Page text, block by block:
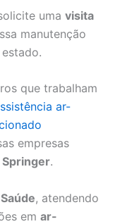
uma visita
manutenção
que trabalham
ar-
empresas
.
, atendendo
em ar-